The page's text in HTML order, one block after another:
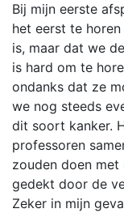
Bij mijn eerste
het eerst te
is, maar dat we
is hard om te
ondanks dat ze
we nog steeds
dit soort kanker.
professoren
zouden doen
gedekt door de
Zeker in mijn